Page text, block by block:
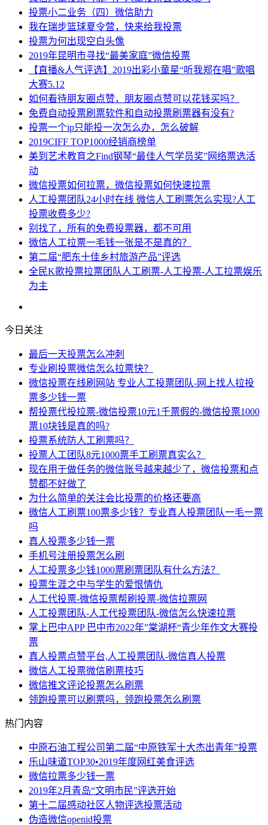
投票小二业务（四）微信助力
我在瑞步篮球夏令营，快来给我投票
投票为何出现空白头像
2019年昆明市寻找“最美家庭”微信投票
【直播&人气评选】2019出彩小童星“听我郑在唱”歌唱
大赛5.12
如何看待朋友圈点赞，朋友圈点赞可以花钱买吗？
免费自动投票刷票软件和自动投票刷票器有没有?
投票一个ip只能投一次怎么办，怎么破解
2019CIFF TOP1000经销商榜单
美到艺术教育之Find钢琴“最佳人气学员奖”网络票选活
动
微信投票如何拉票，微信投票如何快速拉票
人工投票团队24小时在线 微信人工刷票怎么实现?人工
投票收费多少?
别找了，所有的免费投票器，都不可用
微信人工拉票一毛钱一张是不是真的？
第二届“肥东十佳乡村旅游产品”评选
全民K歌投票拉票团队人工刷票-人工投票-人工拉票娱乐
为主
今日关注
最后一天投票怎么冲刺
专业刷投票微信怎么拉票快？
微信投票在线刷网站 专业人工投票团队-网上找人拉投
票多少钱一票
帮投票代投拉票-微信投票10元1千票假的-微信投票1000
票10块钱是真的吗?
投票系统防人工刷票吗？
投票人工团队8元1000票手工刷票真实么？
现在用于做任务的微信账号越来越少了，微信投票和点
赞都不好做了
为什么简单的关注会比投票的价格还要高
微信人工刷票100票多少钱？专业真人投票团队一毛一票
吗
真人投票多少钱一票
手机号注册投票怎么刷
人工投票多少钱1000票刷票团队有什么方法？
投票生涯之中与学生的爱恨情仇
人工代投票-微信投票帮刷投票-微信拉票网
人工投票团队-人工代投票团队-微信怎么快速拉票
掌上巴中APP 巴中市2022年”棠湖杯“青少年作文大赛投
票
真人投票点赞平台,人工投票团队-微信真人投票
微信人工投票微信刷票技巧
微信推文评论投票怎么刷票
领跑投票可以刷票吗，领跑投票怎么刷票
热门内容
中原石油工程公司第二届“中原铁军十大杰出青年”投票
乐山味道TOP30•2019年度网红美食评选
微信拉票多少钱一票
2019年2月青岛“文明市民”评选开始
第十二届感动社区人物评选投票活动
伪造微信openid投票